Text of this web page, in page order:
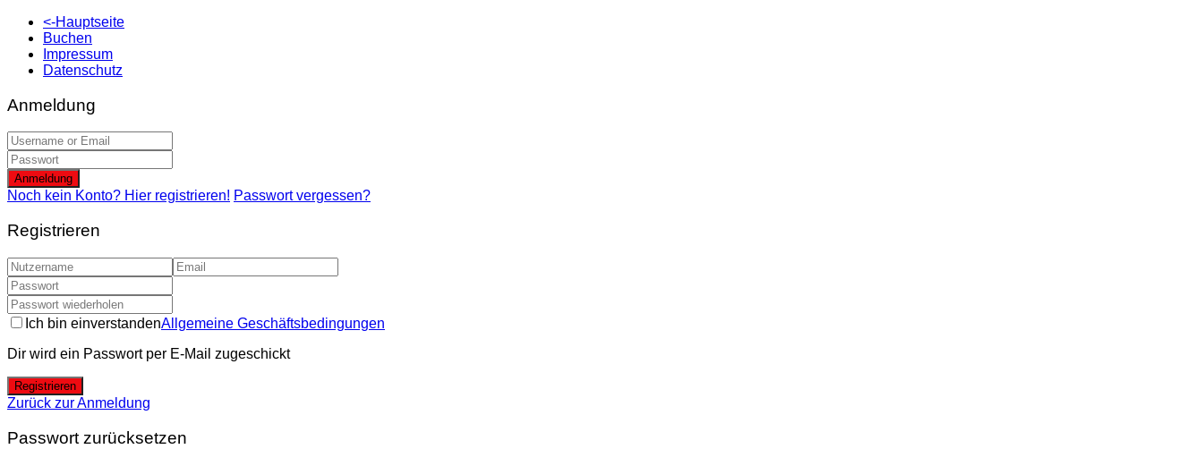
<-Hauptseite
Buchen
Impressum
Datenschutz
Anmeldung
Anmeldung
Noch kein Konto? Hier registrieren! Passwort vergessen?
Registrieren
Ich bin einverstandenAllgemeine Geschäftsbedingungen
Dir wird ein Passwort per E-Mail zugeschickt
Registrieren
Zurück zur Anmeldung
Passwort zurücksetzen